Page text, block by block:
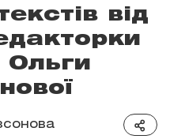
від
Ольги